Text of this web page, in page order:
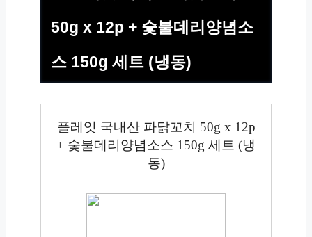
50g x 12p + 숯불데리양념소
스 150g 세트 (냉동)
플레잇 국내산 파닭꼬치 50g x 12p
+ 숯불데리양념소스 150g 세트 (냉
동)